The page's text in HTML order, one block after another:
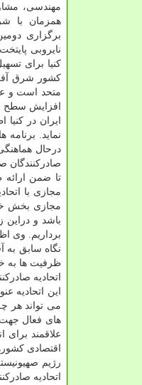
همزمان با
برگزاری
نایروبی
کشور شرق
متحد است و
افزایش سطح
ایران در
نماید.
صادرکنندگان
باشد و دراین
برداریم. وی
نگاه سابق به
ظرفیت ها به
اتحادیه
این اتحادیه
می تواند هر
های فعال
علاقمند برای
اقتصادی
رژیم